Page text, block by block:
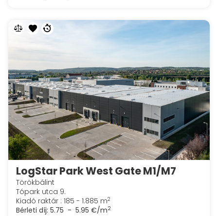
LogStar Park West Gate M1/M7
Törökbálint
Tópark utca 9.
Kiadó raktár : 185 - 1.885 m2
Bérleti díj: 5.75 - 5.95 €/m2